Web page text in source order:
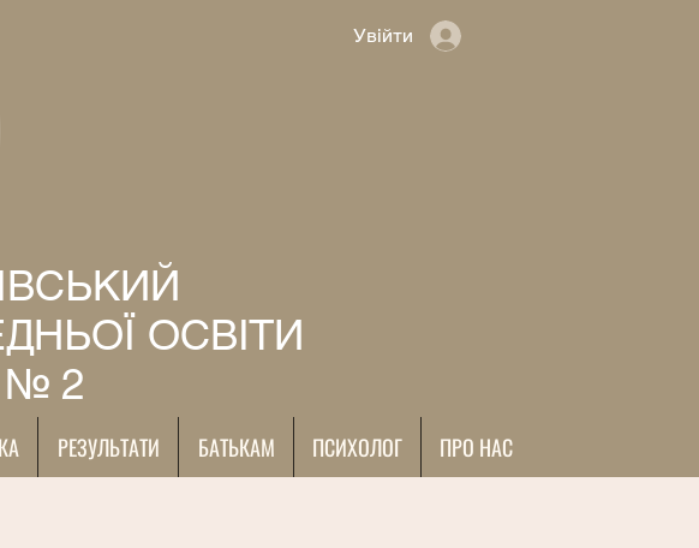
Увійти
ОСВІТИ
№ 2
РЕЗУЛЬТАТИ БАТЬКАМ ПСИХОЛОГ ПРО НАС